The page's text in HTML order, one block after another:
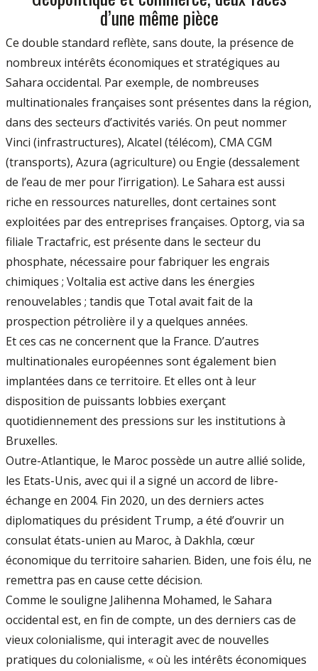
d’une même pièce
Ce double standard reflète, sans doute, la présence de
nombreux intérêts économiques et stratégiques au
Sahara occidental. Par exemple, de nombreuses
multinationales françaises sont présentes dans la région,
dans des secteurs d’activités variés. On peut nommer
Vinci (infrastructures), Alcatel (télécom), CMA CGM
(transports), Azura (agriculture) ou Engie (dessalement
de l’eau de mer pour l’irrigation). Le Sahara est aussi
riche en ressources naturelles, dont certaines sont
exploitées par des entreprises françaises. Optorg, via sa
filiale Tractafric, est présente dans le secteur du
phosphate, nécessaire pour fabriquer les engrais
chimiques ; Voltalia est active dans les énergies
renouvelables ; tandis que Total avait fait de la
prospection pétrolière il y a quelques années.
Et ces cas ne concernent que la France. D’autres
multinationales européennes sont également bien
implantées dans ce territoire. Et elles ont à leur
disposition de puissants lobbies exerçant
quotidiennement des pressions sur les institutions à
Bruxelles.
Outre-Atlantique, le Maroc possède un autre allié solide,
les Etats-Unis, avec qui il a signé un accord de libre-
échange en 2004. Fin 2020, un des derniers actes
diplomatiques du président Trump, a été d’ouvrir un
consulat états-unien au Maroc, à Dakhla, cœur
économique du territoire saharien. Biden, une fois élu, ne
remettra pas en cause cette décision.
Comme le souligne Jalihenna Mohamed, le Sahara
occidental est, en fin de compte, un des derniers cas de
vieux colonialisme, qui interagit avec de nouvelles
pratiques du colonialisme, « où les intérêts économiques